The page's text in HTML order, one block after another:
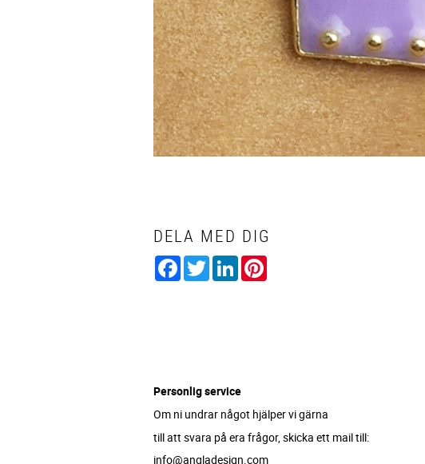
DELA MED DIG
Facebook
TwitterLinkedIn
Personlig service
Om ni undrar något hjälper vi gärna
till att svara på era frågor, skicka ett mail till:
info@angladesign.com